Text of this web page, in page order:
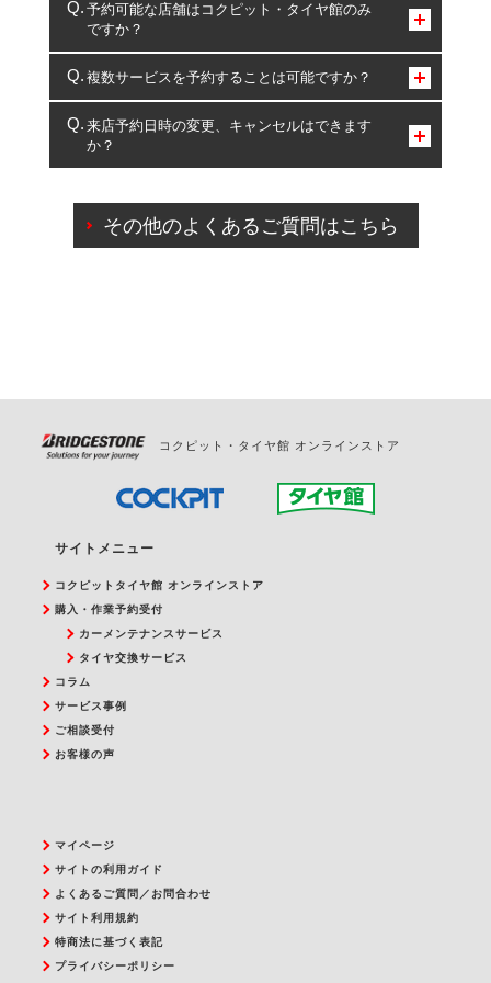
予約可能な店舗はコクピット・タイヤ館のみ
ですか？
コクピット・タイヤ館のみとなります。
複数サービスを予約することは可能ですか？
複数サービスのご予約は可能です。
一部の商品・サービスの組み合わせに限り、同時にご予約が
出来ないものもございます。
来店予約日時の変更、キャンセルはできます
か？
ご来店予約日の3営業日前を過ぎている場合のご予約
の日時変更につきましては、直接ご予約の店舗まで
その他のよくあるご質問はこちら
コクピット・タイヤ館 オンラインストア
サイトメニュー
コクピットタイヤ館 オンラインストア
購入・作業予約受付
カーメンテナンスサービス
タイヤ交換サービス
コラム
サービス事例
ご相談受付
お客様の声
マイページ
サイトの利用ガイド
よくあるご質問／お問合わせ
サイト利用規約
特商法に基づく表記
プライバシーポリシー